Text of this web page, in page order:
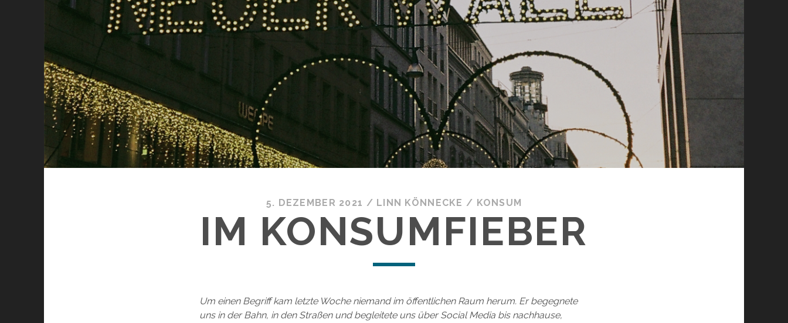
5. DEZEMBER 2021 / LINN KÖNNECKE / KONSUM
IM KONSUMFIEBER
Um einen Begriff kam letzte Woche niemand im öffentlichen Raum herum. Er begegnete
uns in der Bahn, in den Straßen und begleitete uns über Social Media bis nachhause,